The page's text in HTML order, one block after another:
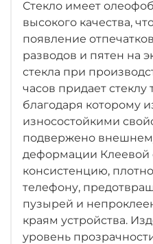
Стекло имеет
высокого качества,
появление
разводов и пятен на
стекла при
часов придает стеклу
благодаря которому
износостойкими
подвержено
деформации Клеевой
консистенцию,
телефону,
пузырей и
краям устройства.
уровень